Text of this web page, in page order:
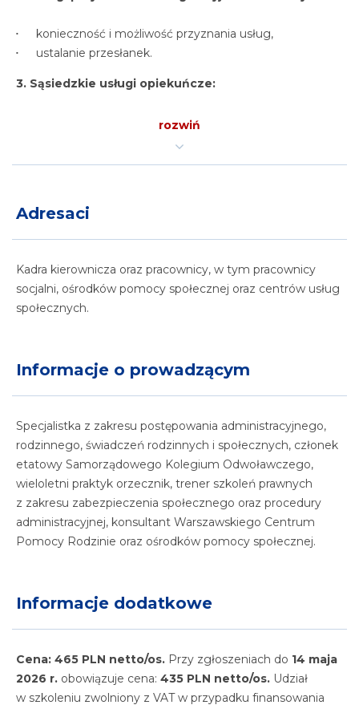
konieczność i możliwość przyznania usług,
ustalanie przesłanek.
3. Sąsiedzkie usługi opiekuńcze:
rozwiń
Adresaci
Kadra kierownicza oraz pracownicy, w tym pracownicy
socjalni, ośrodków pomocy społecznej oraz centrów usług
społecznych.
Informacje o prowadzącym
Specjalistka z zakresu postępowania administracyjnego,
rodzinnego, świadczeń rodzinnych i społecznych, członek
etatowy Samorządowego Kolegium Odwoławczego,
wieloletni praktyk orzecznik, trener szkoleń prawnych
z zakresu zabezpieczenia społecznego oraz procedury
administracyjnej, konsultant Warszawskiego Centrum
Pomocy Rodzinie oraz ośrodków pomocy społecznej.
Informacje dodatkowe
Cena: 465 PLN netto/os. Przy zgłoszeniach do 14 maja
2026 r. obowiązuje cena: 435 PLN netto/os. Udział
w szkoleniu zwolniony z VAT w przypadku finansowania